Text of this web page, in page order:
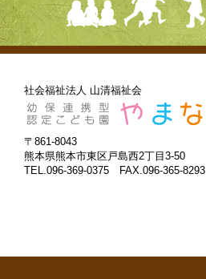
社会福祉法人 山清福祉会
〒861-8043
熊本県熊本市東区戸島西2丁目3-50
TEL.096-369-0375 FAX.096-365-8293